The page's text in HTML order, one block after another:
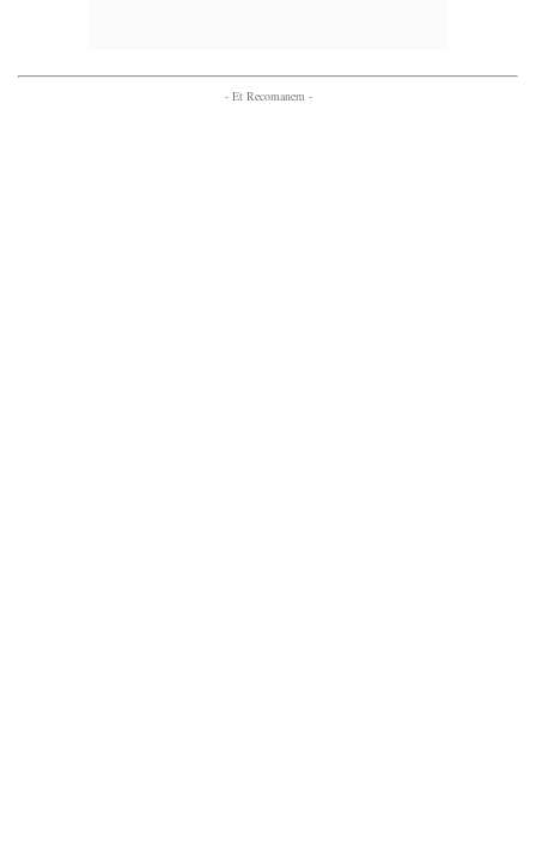
- Et Recomanem -